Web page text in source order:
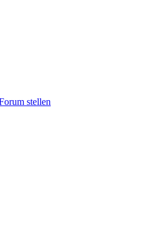
stellen